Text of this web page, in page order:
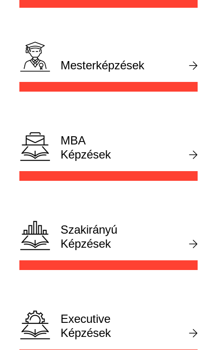
Mesterképzések
MBA
Képzések
Szakirányú
Képzések
Executive
Képzések